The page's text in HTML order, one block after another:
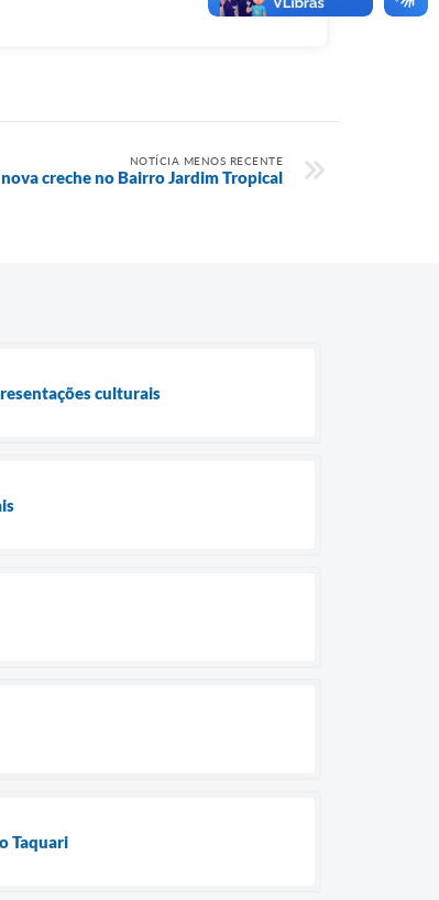
NOTÍCIA MENOS RECENTE
creche no Bairro Jardim Tropical
culturais
Taquari